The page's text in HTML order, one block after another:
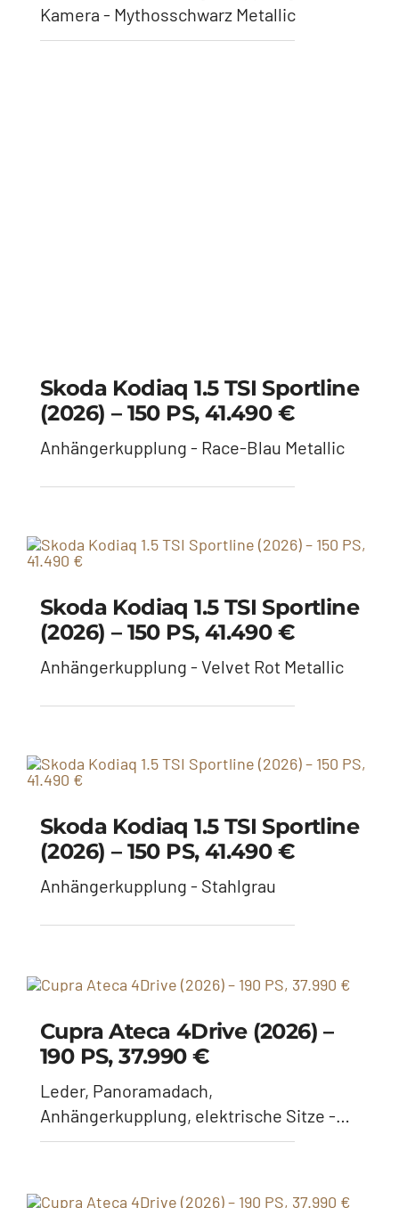
(2026) – 150 PS, 41.490 €
Anhängerkupplung - Stahlgrau
Cupra Ateca 4Drive (2026) –
Leder, Panoramadach,
Anhängerkupplung, elektrische Sitze -
Graphite Grau
Cupra Ateca 4Drive (2026) –
Leder, Panoramadach,
Anhängerkupplung, elektrische Sitze -
Black Magic